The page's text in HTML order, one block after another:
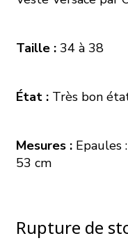
Taille :34 à 38
État :Très bon
Mesures :Epaules
53 cm
Rupture de